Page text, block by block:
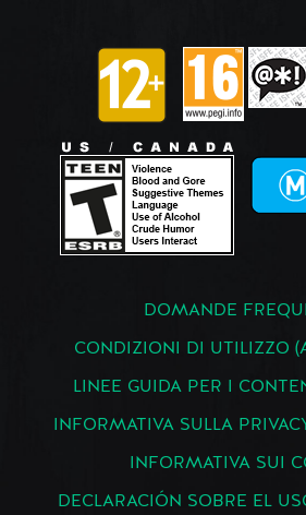
DOMANDE
CONDIZIONI DI UTILIZZO
LINEE GUIDA PER I
INFORMATIVA SULLA
INFORMATIVA SUI
DECLARACIÓN SOBRE EL